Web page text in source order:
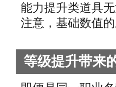
能力提升类道具
注意，基础数值
等级提升带来